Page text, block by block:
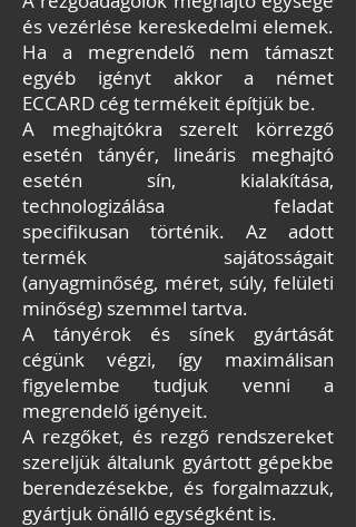
és vezérlése kereskedelmi elemek.
Ha a megrendelő nem támaszt
egyéb igényt akkor a német
ECCARD cég termékeit építjük be.
A meghajtókra szerelt körrezgő
esetén tányér, lineáris meghajtó
esetén sín, kialakítása,
technologizálása feladat
specifikusan történik. Az adott
termék sajátosságait
(anyagminőség, méret, súly, felületi
minőség) szemmel tartva.
A tányérok és sínek gyártását
cégünk végzi, így maximálisan
figyelembe tudjuk venni a
megrendelő igényeit.
A rezgőket, és rezgő rendszereket
szereljük általunk gyártott gépekbe
berendezésekbe, és forgalmazzuk,
gyártjuk önálló egységként is.